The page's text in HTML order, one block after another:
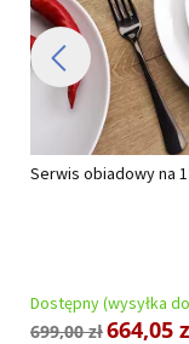
Boss/Venus...